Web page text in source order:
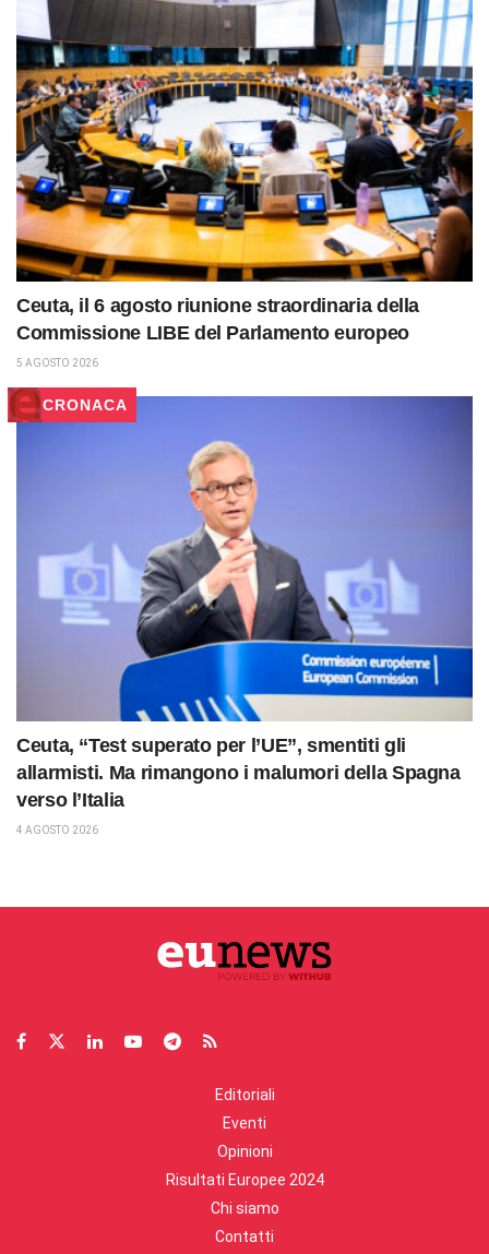
Ceuta, il 6 agosto riunione straordinaria della
Commissione LIBE del Parlamento europeo
5 AGOSTO 2026
CRONACA
Ceuta, “Test superato per l’UE”, smentiti gli
allarmisti. Ma rimangono i malumori della Spagna
verso l’Italia
4 AGOSTO 2026
Editoriali
Eventi
Opinioni
Risultati Europee 2024
Chi siamo
Contatti